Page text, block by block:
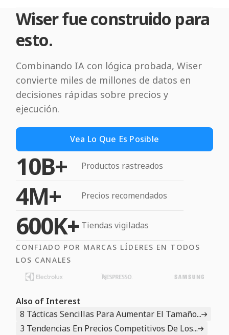
Wiser fue construido para
esto.
Combinando IA con lógica probada, Wiser
convierte miles de millones de datos en
decisiones rápidas sobre precios y
ejecución.
Vea Lo Que Es Posible
10B+ Productos rastreados
4M+ Precios recomendados
600K+ Tiendas vigiladas
CONFIADO POR MARCAS LÍDERES EN TODOS
LOS CANALES
Also of Interest
8 Tácticas Sencillas Para Aumentar El Tamaño...
3 Tendencias En Precios Competitivos De Los...